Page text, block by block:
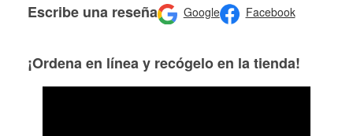
Escribe una reseña Google Facebook
¡Ordena en línea y recógelo en la tienda!